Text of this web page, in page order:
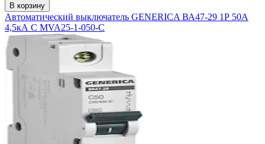
В корзину
Автоматический выключатель GENERICA ВА47-29 1Р 50А
4,5кА С MVA25-1-050-C